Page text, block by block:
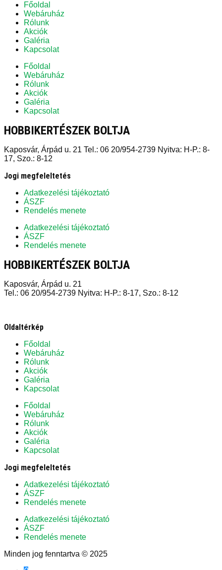
Főoldal
Webáruház
Rólunk
Akciók
Galéria
Kapcsolat
Főoldal
Webáruház
Rólunk
Akciók
Galéria
Kapcsolat
HOBBIKERTÉSZEK BOLTJA
Kaposvár, Árpád u. 21 Tel.: 06 20/954-2739 Nyitva: H-P.: 8-
17, Szo.: 8-12
Jogi megfeleltetés
Adatkezelési tájékoztató
ÁSZF
Rendelés menete
Adatkezelési tájékoztató
ÁSZF
Rendelés menete
HOBBIKERTÉSZEK BOLTJA
Kaposvár, Árpád u. 21
Tel.: 06 20/954-2739 Nyitva: H-P.: 8-17, Szo.: 8-12
Oldaltérkép
Főoldal
Webáruház
Rólunk
Akciók
Galéria
Kapcsolat
Főoldal
Webáruház
Rólunk
Akciók
Galéria
Kapcsolat
Jogi megfeleltetés
Adatkezelési tájékoztató
ÁSZF
Rendelés menete
Adatkezelési tájékoztató
ÁSZF
Rendelés menete
Minden jog fenntartva © 2025